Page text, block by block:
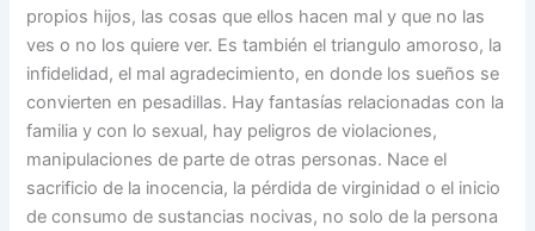
propios hijos, las cosas que ellos hacen mal y que no las
ves o no los quiere ver. Es también el triangulo amoroso, la
infidelidad, el mal agradecimiento, en donde los sueños se
convierten en pesadillas. Hay fantasías relacionadas con la
familia y con lo sexual, hay peligros de violaciones,
manipulaciones de parte de otras personas. Nace el
sacrificio de la inocencia, la pérdida de virginidad o el inicio
de consumo de sustancias nocivas, no solo de la persona